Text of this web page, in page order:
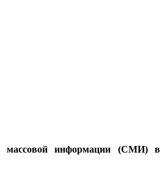
массовой информации (СМИ) в